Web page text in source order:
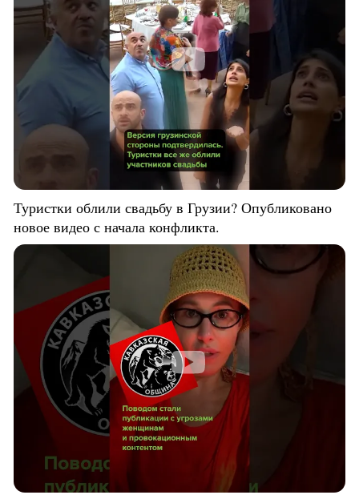
Туристки облили свадьбу в Грузии? Опубликовано
новое видео с начала конфликта.